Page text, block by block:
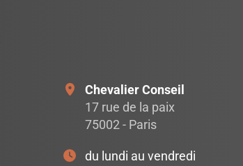
Chevalier Conseil
17 rue de la paix
75002 - Paris
du lundi au vendredi